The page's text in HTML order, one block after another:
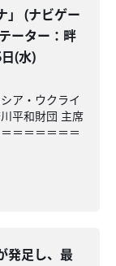
」 (ナビゲー
ーター：畔
(水)
ア・ウクライ
平和財団 主席
＝＝＝＝＝＝
発足し、最